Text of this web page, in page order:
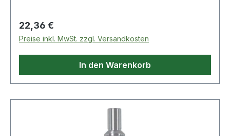
Regulärer Preis:
22,36 €
Preise inkl. MwSt. zzgl. Versandkosten
In den Warenkorb